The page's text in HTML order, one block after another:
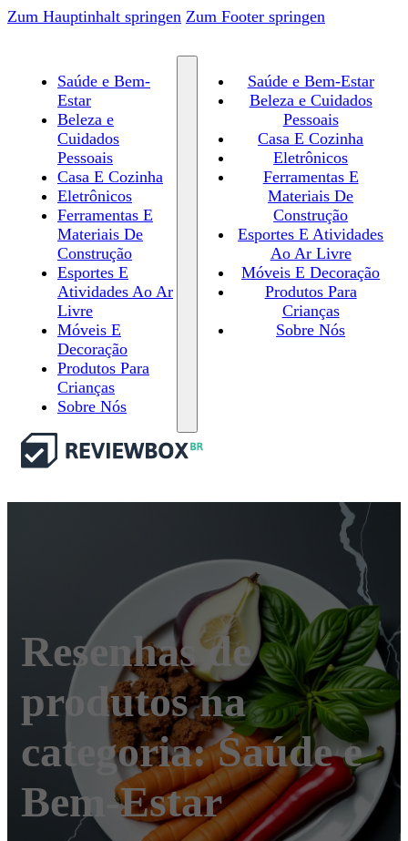
Zum Hauptinhalt springen Zum Footer springen
Saúde e Bem-
Estar
Beleza e
Cuidados
Pessoais
Casa E Cozinha
Eletrônicos
Ferramentas E
Materiais De
Construção
Esportes E
Atividades Ao Ar
Livre
Móveis E
Decoração
Produtos Para
Crianças
Sobre Nós
Saúde e Bem-Estar
Beleza e Cuidados
Pessoais
Casa E Cozinha
Eletrônicos
Ferramentas E
Materiais De
Construção
Esportes E Atividades
Ao Ar Livre
Móveis E Decoração
Produtos Para
Crianças
Sobre Nós
Resenhas de
produtos na
categoria:Saúde e
Bem-Estar